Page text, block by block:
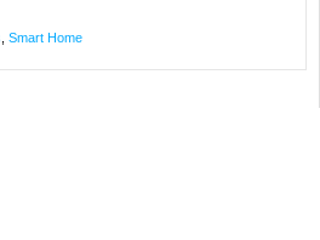
Smart Home